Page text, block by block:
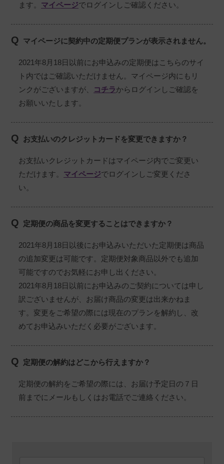
ます。 マイページでログインしご確認ください。
Q マイページに契約中の定期便プランが表示されません。
2021年8月18日以前にお申込みの定期便はこちらのサイ
ト内ではご確認いただけません。マイページ内にもリ
ンクがございますが、
コチラからログインしご確認を
お願いいたします。
Q お支払いのクレジットカードを変更できますか？
お支払いクレジットカードはマイページ内でご変更い
ただけます。 マイページでログインしご変更くださ
い。
Q 定期便の商品を変更することはできますか？
2021年8月18日以後にお申込みいただいた定期便は商品
の追加変更は可能です。定期便対象商品以外でも追加
可能ですのでお気軽にお申し出ください。
2021年8月18日以前にお申込みのご契約については申し
訳ございませんが、お届け商品の変更は出来かねま
す。変更をご希望の際には現在のプランを解約し、改
めてお申込みいただく必要がございます。
Q 定期便の解約はどこから行えますか？
定期便の解約をご希望の際には、お届け予定日の７日
前までにメールもしくはお電話でご連絡ください。